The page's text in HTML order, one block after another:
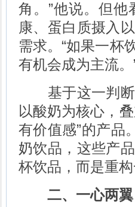
角。”他说。但
康、蛋白质摄入
需求。“如果一杯
有机会成为主流。
基于这一判断
以酸奶为核心，
有价值感”的产品
奶饮品，这些产
杯饮品，而是重构
二、一心两